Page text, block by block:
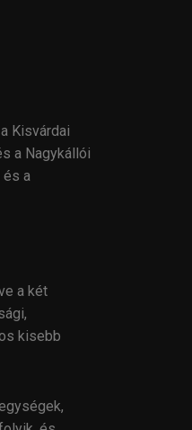
Kisvárdai
a Nagykállói
és a
a két
kisebb